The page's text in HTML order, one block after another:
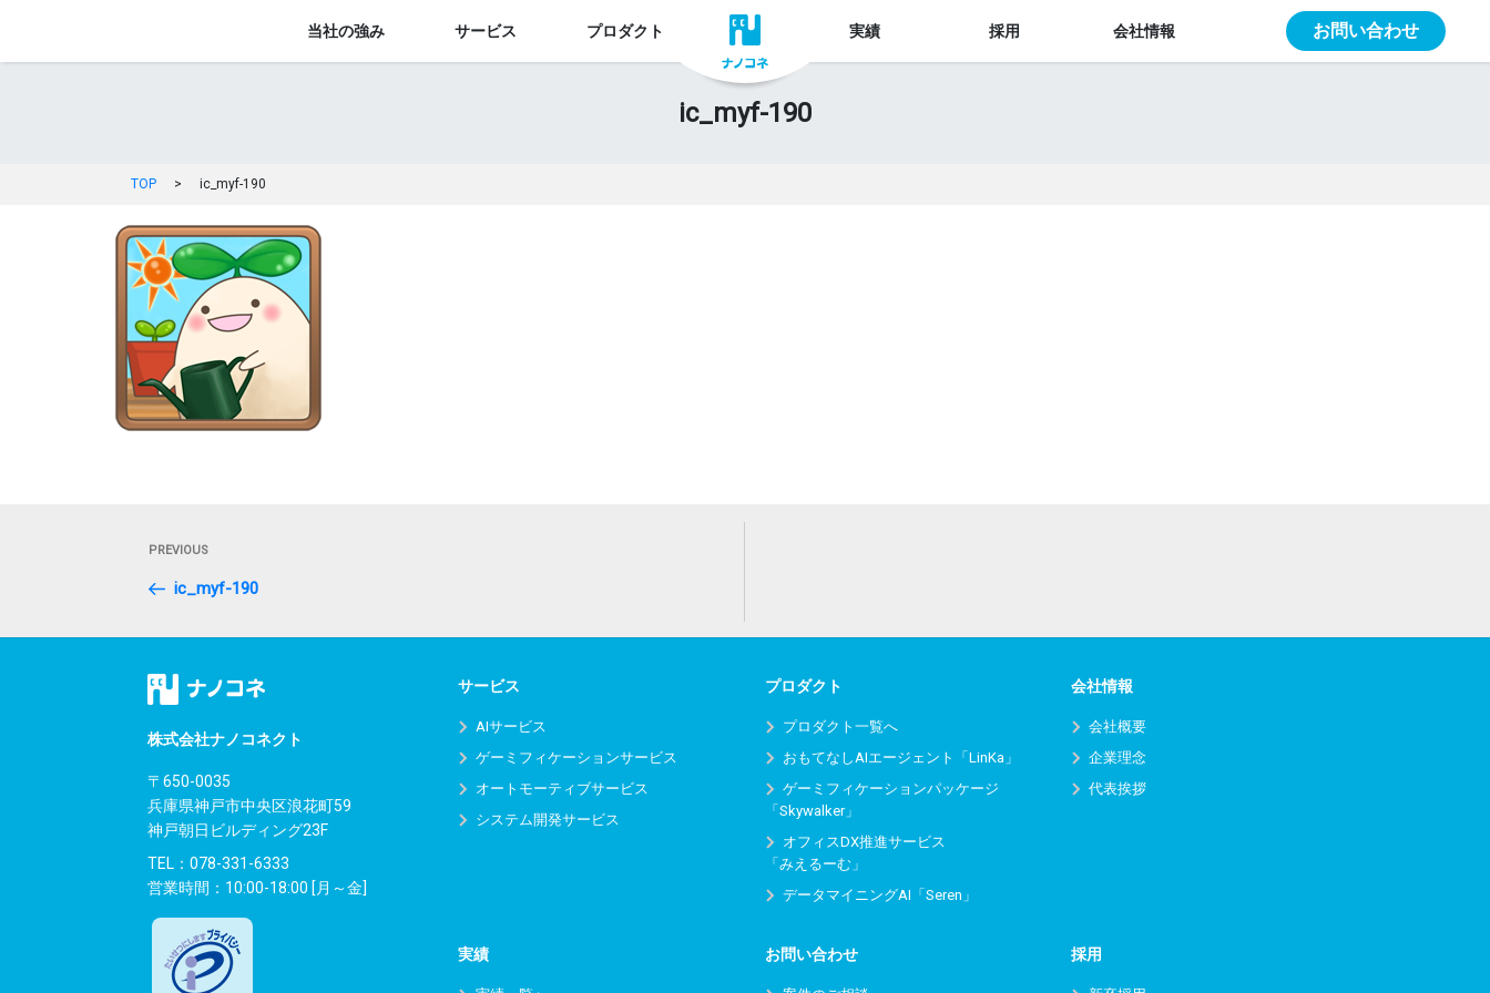
当社の強み サービス プロダクト 実績 採用 会社情報 お問い合わせ
ic_myf-190
TOP > ic_myf-190
ビ
ゲ
ョ
ン
Previous
Post
PREVIOUS
ic_myf-190
株式会社ナノコネクト
〒650-0035
兵庫県神戸市中央区浪花町59
神戸朝日ビルディング23F
TEL： 078-331-6333
営業時間：10:00-18:00 [月～金]
サービス
AIサービス
ゲーミフィケーションサービス
オートモーティブサービス
システム開発サービス
プロダクト
プロダクト一覧へ
おもてなしAIエージェント「LinKa」
ゲーミフィケーションパッケージ
「Skywalker」
オフィスDX推進サービス
「みえるーむ」
データマイニングAI「Seren」
会社情報
会社概要
企業理念
代表挨拶
実績 お問い合わせ 採用